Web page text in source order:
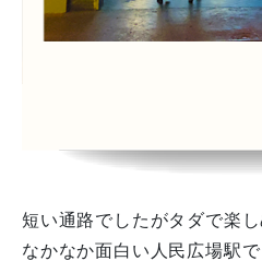
短い通路でしたがタダで楽し
なかなか面白い人民広場駅で